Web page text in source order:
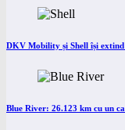
DKV Mobility și Shell își
Blue River: 26.123 km cu un